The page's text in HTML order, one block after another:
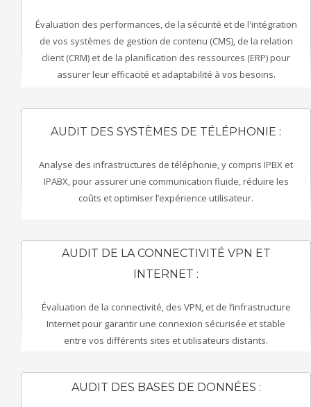
Évaluation des performances, de la sécurité et de l'intégration
de vos systèmes de gestion de contenu (CMS), de la relation
client (CRM) et de la planification des ressources (ERP) pour
assurer leur efficacité et adaptabilité à vos besoins.
AUDIT DES SYSTÈMES DE TÉLÉPHONIE :
Analyse des infrastructures de téléphonie, y compris IPBX et
IPABX, pour assurer une communication fluide, réduire les
coûts et optimiser l’expérience utilisateur.
AUDIT DE LA CONNECTIVITÉ VPN ET
INTERNET :
Évaluation de la connectivité, des VPN, et de l’infrastructure
Internet pour garantir une connexion sécurisée et stable
entre vos différents sites et utilisateurs distants.
AUDIT DES BASES DE DONNÉES :